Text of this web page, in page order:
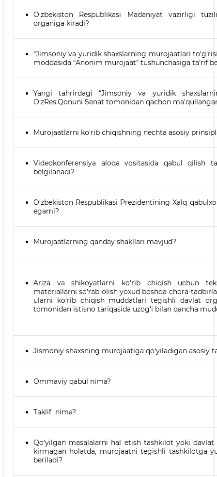
O'zbekiston Respublikasi Madaniyat vazirligi
organiga kiradi?
“Jimsoniy va yuridik shaxslarning murojaatlari
moddasida “Anonim murojaat” tushunchasiga ta’rif
Yangi tahrirdagi “Jimsoniy va yuridik
O‘zRes.Qonuni Senat tomonidan qachon
Murojaatlarni ko‘rib chiqishning nechta asosiy
Videokonferensiya aloqa vositasida qabul qilish
belgilanadi?
O‘zbekiston Respublikasi Prezidentining Xalq
egami?
Murojaatlarning qanday shakllari mavjud?
Ariza va shikoyatlarni ko‘rib chiqish uchun
materiallarni so‘rab olish yoxud boshqa chora-
ularni ko‘rib chiqish muddatlari tegishli davlat
tomonidan istisno tariqasida uzog‘i bilan qancha
Jismoniy shaxsning murojaatiga qo‘yiladigan asosiy
Ommaviy qabul nima?
Taklif nima?
Qo‘yilgan masalalarni hal etish tashkilot yoki
kirmagan holatda, murojaatni tegishli tashkilotga
beriladi?